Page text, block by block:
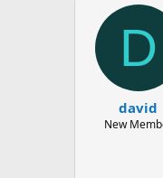
t
d
e
é
b
u
D
david
New